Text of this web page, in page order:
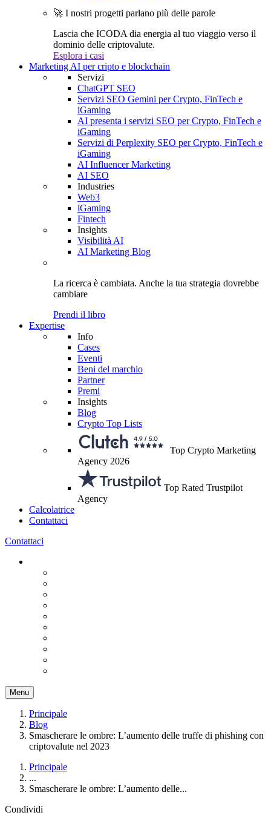
🚀 I nostri progetti parlano più delle parole
Lascia che ICODA dia energia al tuo viaggio verso il
dominio delle criptovalute.
Esplora i casi
Marketing AI per cripto e blockchain
Servizi
ChatGPT SEO
Servizi SEO Gemini per Crypto, FinTech e
iGaming
AI presenta i servizi SEO per Crypto, FinTech e
iGaming
Servizi di Perplexity SEO per Crypto, FinTech e
iGaming
AI Influencer Marketing
AI SEO
Industries
Web3
iGaming
Fintech
Insights
Visibilità AI
AI Marketing Blog
La ricerca è cambiata. Anche la tua strategia dovrebbe
cambiare
Prendi il libro
Expertise
Info
Cases
Eventi
Beni del marchio
Partner
Premi
Insights
Blog
Crypto Top Lists
Top Crypto Marketing
Agency 2026
Top Rated Trustpilot
Agency
Calcolatrice
Contattaci
Contattaci
Menu
Principale
Blog
Smascherare le ombre: L’aumento delle truffe di phishing con
criptovalute nel 2023
Principale
...
Smascherare le ombre: L’aumento delle...
Condividi